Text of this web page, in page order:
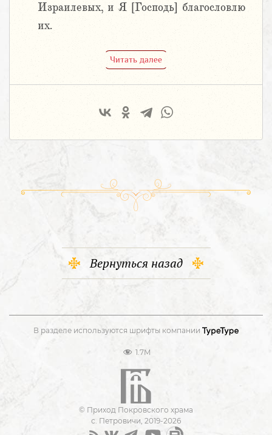
Израилевых, и Я [Господь] благословлю
их.
Читать далее
Вернуться назад
В разделе используются шрифты компании
1.7M
© Приход Покровского храма
с. Петровичи, 2019-2026